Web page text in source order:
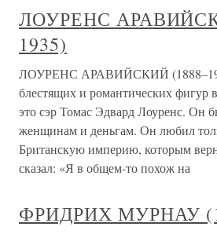
ЛОУРЕНС
1935)
ЛОУРЕНС АРАВИЙСКИЙ
блестящих и романтических фигур
это сэр Томас Эдвард Лоуренс. Он
женщинам и деньгам. Он любил
Британскую империю, которым
сказал: «Я в общем-то похож на
ФРИДРИХ МУРНАУ